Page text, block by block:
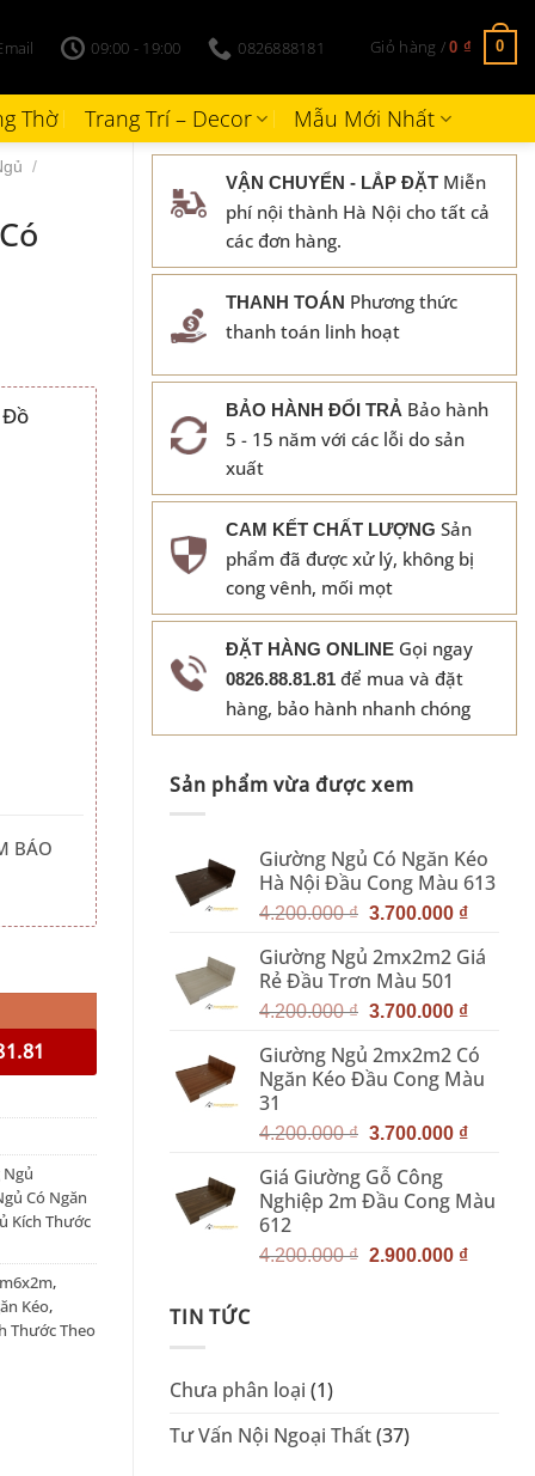
09:00 - 19:00 0826888181 Giỏ hàng /0 ₫ 0
Thờ Trang Trí – Decor Mẫu Mới Nhất
VẬN CHUYỂN - LẮP ĐẶT Miễn
phí nội thành Hà Nội cho tất cả
các đơn hàng.
THANH TOÁN Phương thức
thanh toán linh hoạt
BẢO HÀNH ĐỔI TRẢ Bảo hành
5 - 15 năm với các lỗi do sản
xuất
CAM KẾT CHẤT LƯỢNG Sản
phẩm đã được xử lý, không bị
cong vênh, mối mọt
ĐẶT HÀNG ONLINE Gọi ngay
0826.88.81.81 để mua và đặt
hàng, bảo hành nhanh chóng
Sản phẩm vừa được xem
Giường Ngủ Có Ngăn Kéo
Hà Nội Đầu Cong Màu 613
4.200.000₫ Giá
là:
4.200.000 ₫.
3.700.000 ₫Giá
tại
Giường Ngủ 2mx2m2 Giá
Rẻ Đầu Trơn Màu 501
4.200.000₫ Giá
là:
4.200.000 ₫.
3.700.000 ₫Giá
tại
là:
Giường Ngủ 2mx2m2 Có
Ngăn Kéo Đầu Cong Màu
31
4.200.000₫ Giá
là:
4.200.000 ₫.
3.700.000 ₫Giá
là:
Giá Giường Gỗ Công
Nghiệp 2m Đầu Cong Màu
612
4.200.000₫ Giá
2.900.000 ₫Giá
TIN TỨC
Chưa phân loại (1)
Tư Vấn Nội Ngoại Thất(37)
/
BÁO
số lượng
Có Ngăn
Kích Thước
,
Kéo,
Thước Theo